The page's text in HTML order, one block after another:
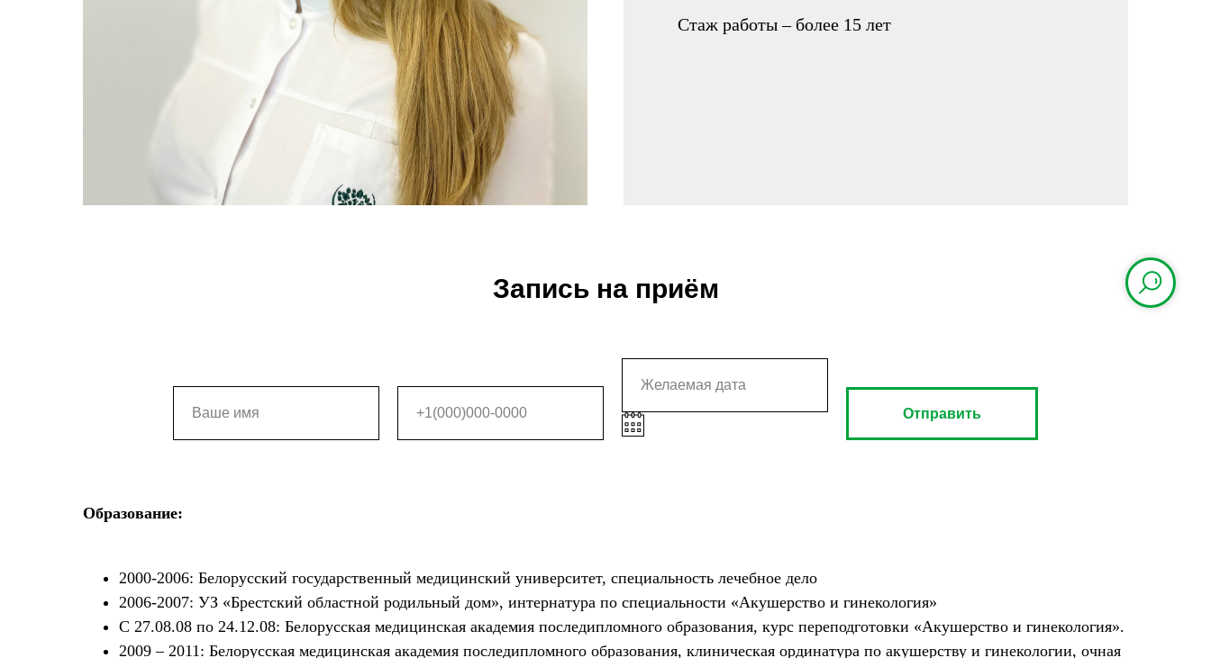
Стаж работы – более 15 лет
Запись на приём
Отправить
Образование:
2000-2006: Белорусский государственный медицинский университет, специальность лечебное дело
2006-2007: УЗ «Брестский областной родильный дом», интернатура по специальности «Акушерство и гинекология»
С 27.08.08 по 24.12.08: Белорусская медицинская академия последипломного образования, курс переподготовки «Акушерство и гинекология».
2009 – 2011: Белорусская медицинская академия последипломного образования, клиническая ординатура по акушерству и гинекологии, очная